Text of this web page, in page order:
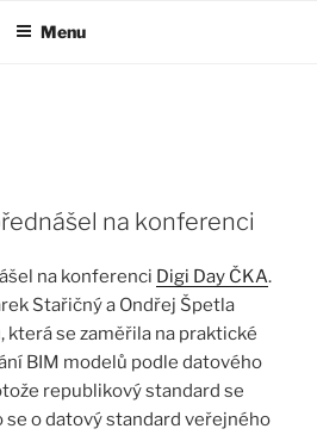
Menu
na konferenci
na konferenci Digi Day ČKA.
Stařičný a Ondřej Špetla
se zaměřila na praktické
BIM modelů podle datového
republikový standard se
o datový standard veřejného